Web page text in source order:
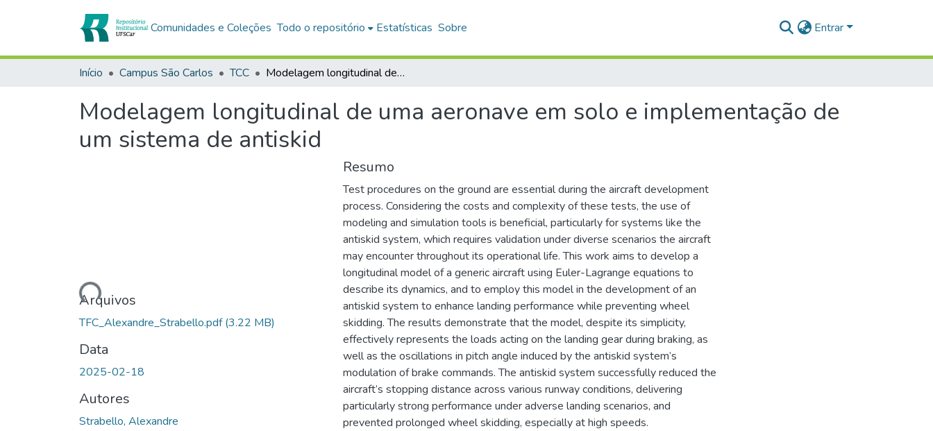
Comunidades e Coleções Todo o repositório Estatísticas Sobre Entrar
Início Campus São Carlos TCC Modelagem longitudinal de uma aeronave em solo e implementação de um sistema de antiskid
Modelagem longitudinal de uma aeronave em solo e implementação de
um sistema de antiskid
Carregando...
Arquivos
TFC_Alexandre_Strabello.pdf(3.22 MB)
Data
2025-02-18
Autores
Strabello, Alexandre
Resumo
Test procedures on the ground are essential during the aircraft development
process. Considering the costs and complexity of these tests, the use of
modeling and simulation tools is beneficial, particularly for systems like the
antiskid system, which requires validation under diverse scenarios the aircraft
may encounter throughout its operational life. This work aims to develop a
longitudinal model of a generic aircraft using Euler-Lagrange equations to
describe its dynamics, and to employ this model in the development of an
antiskid system to enhance landing performance while preventing wheel
skidding. The results demonstrate that the model, despite its simplicity,
effectively represents the loads acting on the landing gear during braking, as
well as the oscillations in pitch angle induced by the antiskid system’s
modulation of brake commands. The antiskid system successfully reduced the
aircraft’s stopping distance across various runway conditions, delivering
particularly strong performance under adverse landing scenarios, and
prevented prolonged wheel skidding, especially at high speeds.